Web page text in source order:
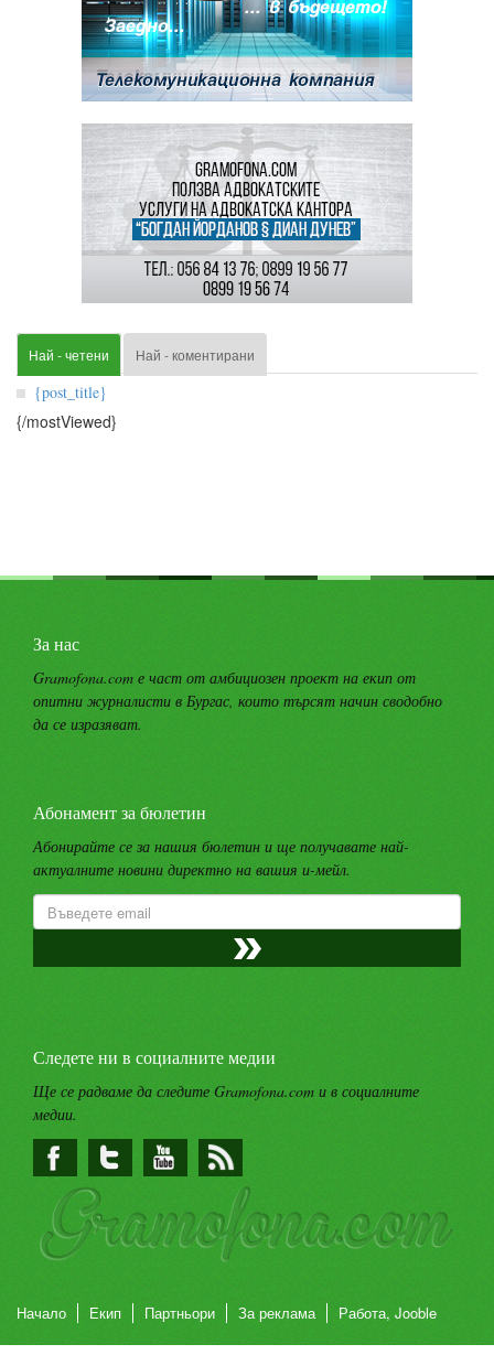
Най - четени Най - коментирани
{post_title}
{/mostViewed}
За нас
Gramofona.com е част от амбициозен проект на екип от
опитни журналисти в Бургас, които търсят начин сводобно
да се изразяват.
Абонамент за бюлетин
Абонирайте се за нашия бюлетин и ще получавате най-
актуалните новини директно на вашия и-мейл.
Следете ни в социалните медии
Ще се радваме да следите Gramofona.com и в социалните
медии.
Начало Екип Партньори За реклама Работа, Jooble